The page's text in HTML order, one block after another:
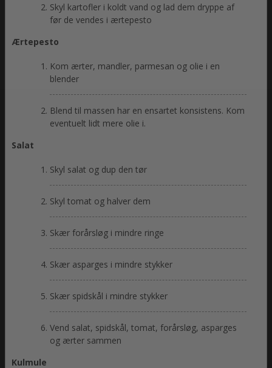
Skyl kartofler i koldt vand og lad dem dryppe af
før de vendes i ærtepesto
Ærtepesto
Kom ærter, mandler, parmesan og olie i en
blender
Blend til massen har en ensartet konsistens. Kom
eventuelt lidt mere olie i.
Salat
Skyl salat og dup den tør
Skyl tomat og halver dem
Skær forårsløg i mindre ringe
Skær asparges i mindre stykker
Skær spidskål i mindre stykker
Vend salat, spidskål, tomat, forårsløg, asparges
og ærter sammen
Kulmule